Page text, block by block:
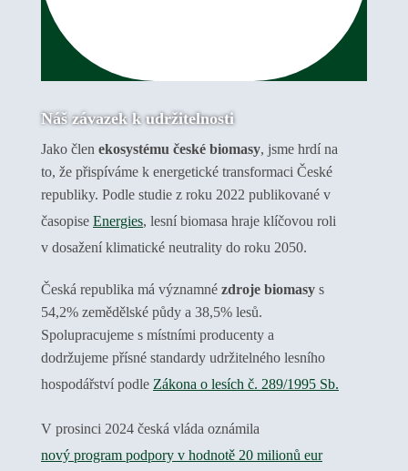
Náš závazek k udržitelnosti
Jako člen ekosystému české biomasy, jsme hrdí na
to, že přispíváme k energetické transformaci České
republiky. Podle studie z roku 2022 publikované v
časopise Energies, lesní biomasa hraje klíčovou roli
v dosažení klimatické neutrality do roku 2050.
Česká republika má významné zdroje biomasy s
54,2% zemědělské půdy a 38,5% lesů.
Spolupracujeme s místními producenty a
dodržujeme přísné standardy udržitelného lesního
hospodářství podle Zákona o lesích č. 289/1995 Sb.
V prosinci 2024 česká vláda oznámila
nový program podpory v hodnotě 20 milionů eur